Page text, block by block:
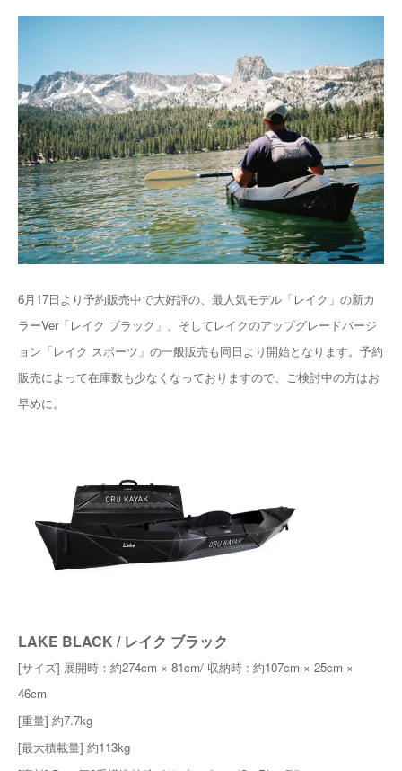
6月17日より予約販売中で大好評の、最人気モデル「レイク」の新カ
ラーVer「レイク ブラック」、そしてレイクのアップグレードバージ
ョン「レイク スポーツ」の一般販売も同日より開始となります。予約
販売によって在庫数も少なくなっておりますので、ご検討中の方はお
早めに。
LAKE BLACK / レイク ブラック
[サイズ] 展開時：約274cm × 81cm/ 収納時 : 約107cm × 25cm ×
46cm
[重量] 約7.7kg
[最大積載量] 約113kg